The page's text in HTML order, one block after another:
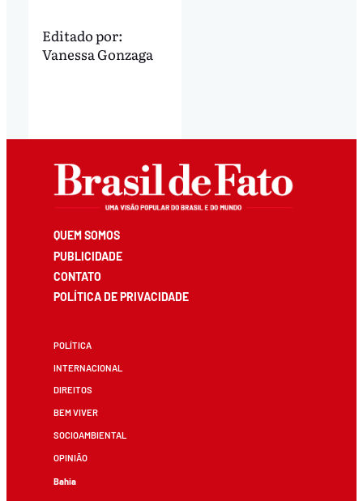
Editado por:
Vanessa Gonzaga
QUEM SOMOS
PUBLICIDADE
CONTATO
POLÍTICA DE PRIVACIDADE
POLÍTICA
INTERNACIONAL
DIREITOS
BEM VIVER
SOCIOAMBIENTAL
OPINIÃO
Bahia